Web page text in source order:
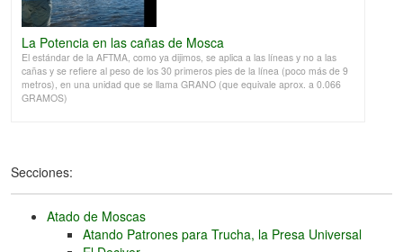
La Potencia en las cañas de Mosca
El estándar de la AFTMA, como ya dijimos, se aplica a las líneas y no a las
cañas y se refiere al peso de los 30 primeros pies de la línea (poco más de 9
metros), en una unidad que se llama GRANO (que equivale aprox. a 0.066
GRAMOS)
Secciones:
Atado de Moscas
Atando Patrones para Trucha, la Presa Universal